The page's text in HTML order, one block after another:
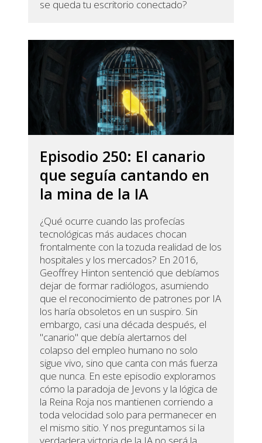
se queda tu escritorio conectado?
Episodio 250: El canario
que seguía cantando en
la mina de la IA
¿Qué ocurre cuando las profecías
tecnológicas más audaces chocan
frontalmente con la tozuda realidad de los
hospitales y los mercados? En 2016,
Geoffrey Hinton sentenció que debíamos
dejar de formar radiólogos, asumiendo
que el reconocimiento de patrones por IA
los haría obsoletos en un suspiro. Sin
embargo, casi una década después, el
"canario" que debía alertarnos del
colapso del empleo humano no solo
sigue vivo, sino que canta con más fuerza
que nunca. En este episodio exploramos
cómo la paradoja de Jevons y la lógica de
la Reina Roja nos mantienen corriendo a
toda velocidad solo para permanecer en
el mismo sitio. Y nos preguntamos si la